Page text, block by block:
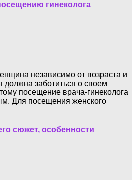
гинеколога
независимо от возраста и
должна заботиться о своем
посещение врача-гинеколога
Для посещения женского
сюжет, особенности